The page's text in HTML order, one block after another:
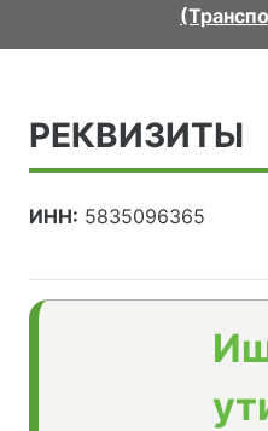
РЕКВИЗИТЫ
ИНН: 5835096365